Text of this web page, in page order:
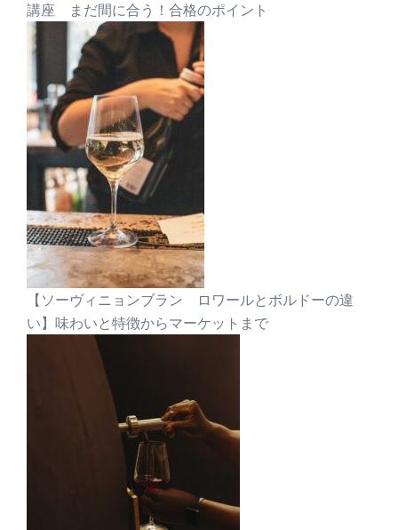
講座 まだ間に合う！合格のポイント
【ソーヴィニョンブラン ロワールとボルドーの違
い】味わいと特徴からマーケットまで